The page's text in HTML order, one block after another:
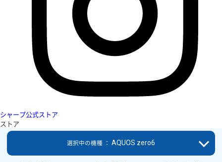
シャープ公式ストア
ストア
選択中の機種 ： AQUOS zero6